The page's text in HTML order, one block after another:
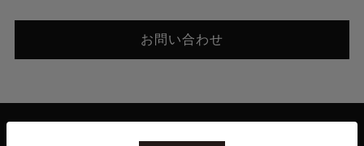
お問い合わせ